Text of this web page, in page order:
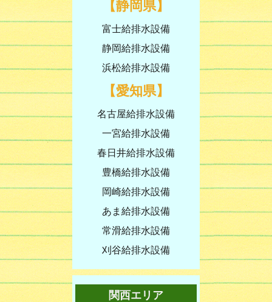
【静岡県】
富士給排水設備
静岡給排水設備
浜松給排水設備
【愛知県】
名古屋給排水設備
一宮給排水設備
春日井給排水設備
豊橋給排水設備
岡崎給排水設備
あま給排水設備
常滑給排水設備
刈谷給排水設備
関西エリア